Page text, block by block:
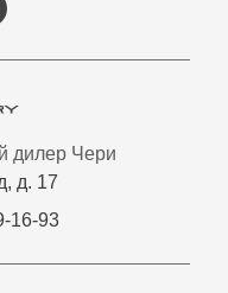
дилер Чери
д. 17
16-93